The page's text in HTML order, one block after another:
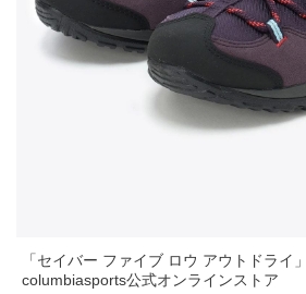
「セイバー ファイブ ロウ アウトドライ
columbiasports公式オンラインストア